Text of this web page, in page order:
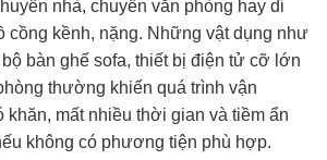
nhà, chuyển văn phòng hay di
cồng kềnh, nặng. Những vật dụng như
bàn ghế sofa, thiết bị điện tử cỡ lớn
thường khiến quá trình vận
khăn, mất nhiều thời gian và tiềm ẩn
không có phương tiện phù hợp.